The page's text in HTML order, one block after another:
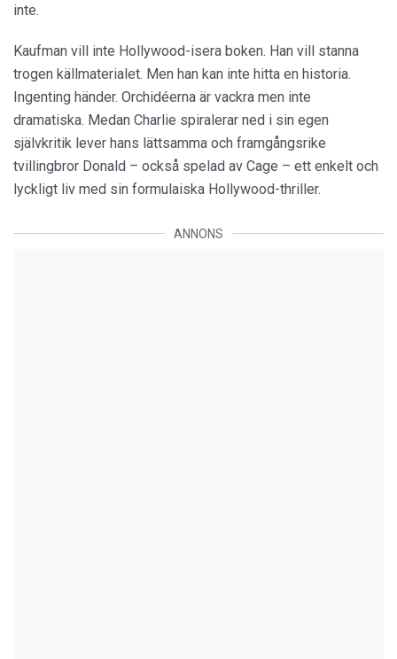
inte.
Kaufman vill inte Hollywood-isera boken. Han vill stanna
trogen källmaterialet. Men han kan inte hitta en historia.
Ingenting händer. Orchidéerna är vackra men inte
dramatiska. Medan Charlie spiralerar ned i sin egen
självkritik lever hans lättsamma och framgångsrike
tvillingbror Donald – också spelad av Cage – ett enkelt och
lyckligt liv med sin formulaiska Hollywood-thriller.
ANNONS